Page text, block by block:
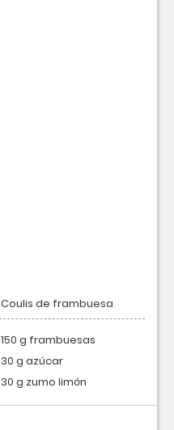
Coulis de frambuesa
150 g frambuesas
30 g azúcar
30 g zumo limón